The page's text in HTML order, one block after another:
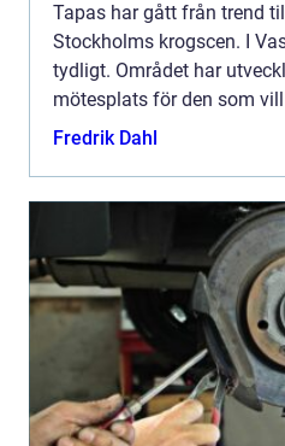
Tapas har gått från trend
Stockholms krogscen. I
tydligt. Området har
mötesplats för den som
stämning med
Fredrik Dahl